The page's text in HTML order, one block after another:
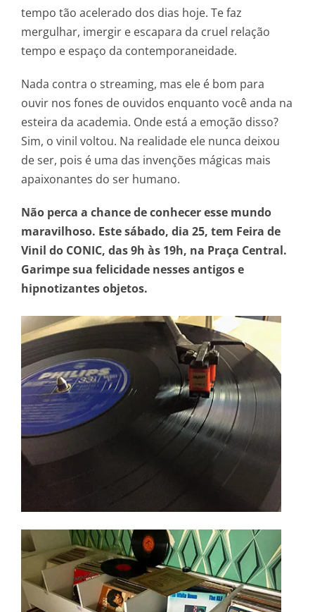
tempo tão acelerado dos dias hoje. Te faz
mergulhar, imergir e escapara da cruel relação
tempo e espaço da contemporaneidade.
Nada contra o streaming, mas ele é bom para
ouvir nos fones de ouvidos enquanto você anda na
esteira da academia. Onde está a emoção disso?
Sim, o vinil voltou. Na realidade ele nunca deixou
de ser, pois é uma das invenções mágicas mais
apaixonantes do ser humano.
Não perca a chance de conhecer esse mundo
maravilhoso. Este sábado, dia 25, tem Feira de
Vinil do CONIC, das 9h às 19h, na Praça Central.
Garimpe sua felicidade nessesantigos e
hipnotizantes objetos.